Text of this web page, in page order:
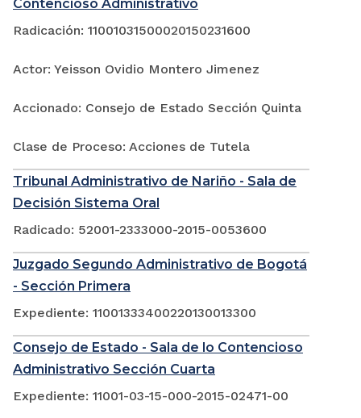
Contencioso Administrativo
Radicación: 11001031500020150231600
Actor: Yeisson Ovidio Montero Jimenez
Accionado: Consejo de Estado Sección Quinta
Clase de Proceso: Acciones de Tutela
Tribunal Administrativo de Nariño - Sala de
Decisión Sistema Oral
Radicado: 52001-2333000-2015-0053600
Juzgado Segundo Administrativo de Bogotá
- Sección Primera
Expediente: 11001333400220130013300
Consejo de Estado - Sala de lo Contencioso
Administrativo Sección Cuarta
Expediente: 11001-03-15-000-2015-02471-00